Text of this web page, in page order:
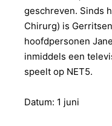
geschreven. Sinds
Chirurg) is
hoofdpersonen
inmiddels een
speelt op NET5.
Datum: 1 juni